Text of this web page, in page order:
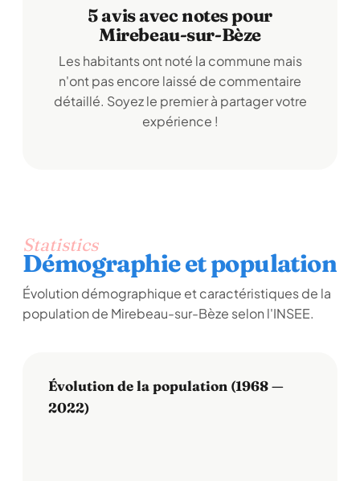
5 avis avec notes pour
Mirebeau-sur-Bèze
Les habitants ont noté la commune mais
n'ont pas encore laissé de commentaire
détaillé. Soyez le premier à partager votre
expérience !
Statistics
Démographie et population
Évolution démographique et caractéristiques de la
population de Mirebeau-sur-Bèze selon l'INSEE.
Évolution de la population (1968 —
2022)